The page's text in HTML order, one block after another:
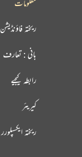
معلومات
ریختہ فاؤنڈیشن
بانی : تعارف
رابطہ کیجیے
کیریئر
ریختہ ایکسپلورر